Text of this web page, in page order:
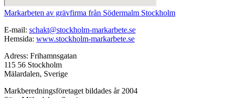
Markarbeten av grävfirma från Södermalm Stockholm
E-mail: schakt@stockholm-markarbete.se
Hemsida: www.stockholm-markarbete.se
Adress: Frihamnsgatan
115 56 Stockholm
Mälardalen, Sverige
Markberedningsföretaget bildades år 2004